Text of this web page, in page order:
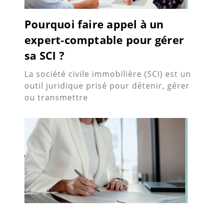
Pourquoi faire appel à un
expert-comptable pour gérer
sa SCI ?
La société civile immobilière (SCI) est un
outil juridique prisé pour détenir, gérer
ou transmettre